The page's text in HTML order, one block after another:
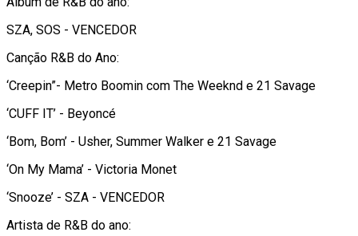
SZA, SOS - VENCEDOR
Canção R&B do Ano:
‘Creepin”- Metro Boomin com The Weeknd e 21 Savage
‘CUFF IT’ - Beyoncé
‘Bom, Bom’ - Usher, Summer Walker e 21 Savage
‘On My Mama’ - Victoria Monet
‘Snooze’ - SZA - VENCEDOR
Artista de R&B do ano: